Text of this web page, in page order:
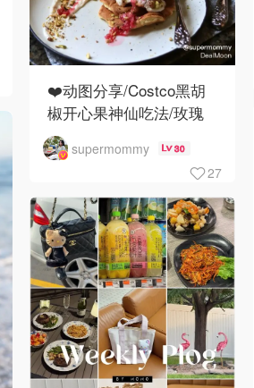
❤️动图分享/Costco黑胡
椒开心果神仙吃法/玫瑰
全蛋松饼配黑胡椒开心果
碎太惊艳😍
supermommy 30
27